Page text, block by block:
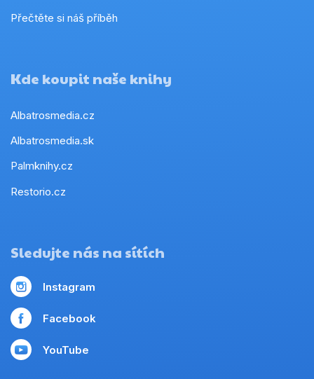
Přečtěte si náš příběh
Kde koupit naše knihy
Albatrosmedia.cz
Albatrosmedia.sk
Palmknihy.cz
Restorio.cz
Sledujte nás na sítích
Instagram
Facebook
YouTube